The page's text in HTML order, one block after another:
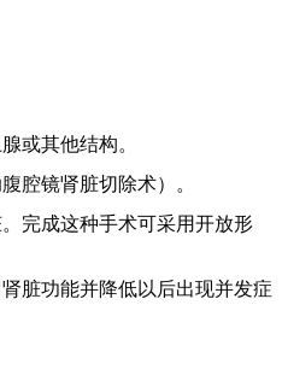
或其他结构。
腔镜肾脏切除术）。
完成这种手术可采用开放形
脏功能并降低以后出现并发症